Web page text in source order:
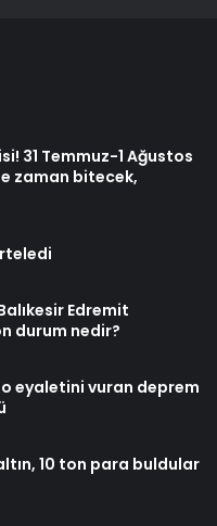
31 Temmuz-1 Ağustos
zaman bitecek,
Edremit
durum nedir?
eyaletini vuran deprem
10 ton para buldular